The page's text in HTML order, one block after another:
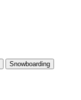
Snowboarding